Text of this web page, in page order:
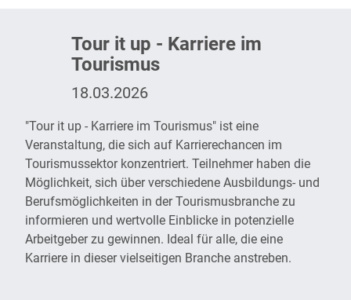
Tour it up - Karriere im
Tourismus
18.03.2026
"Tour it up - Karriere im Tourismus" ist eine
Veranstaltung, die sich auf Karrierechancen im
Tourismussektor konzentriert. Teilnehmer haben die
Möglichkeit, sich über verschiedene Ausbildungs- und
Berufsmöglichkeiten in der Tourismusbranche zu
informieren und wertvolle Einblicke in potenzielle
Arbeitgeber zu gewinnen. Ideal für alle, die eine
Karriere in dieser vielseitigen Branche anstreben.